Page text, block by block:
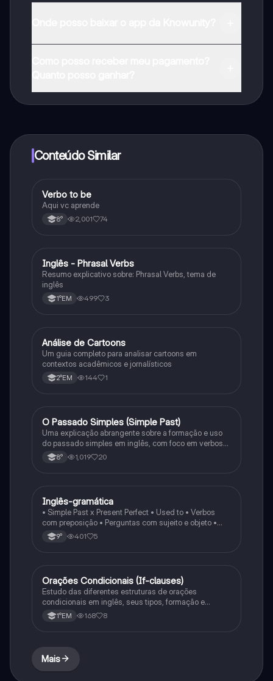
Conteúdo Similar
Inglês
Verbo to be
Aqui vc aprende
8° 2,001 74
Inglês
Inglês - Phrasal Verbs
Resumo explicativo sobre: Phrasal Verbs, tema de
inglês
1°EM 499 3
Inglês
Análise de Cartoons
Um guia completo para analisar cartoons em
contextos acadêmicos e jornalísticos
2°EM 144 1
Inglês
O Passado Simples (Simple Past)
Uma explicação abrangente sobre a formação e uso
do passado simples em inglês, com foco em verbos
regulares e irregulares, frases negativas e
interrogativas.
8° 1,019 20
Inglês
Inglês-gramática
• Simple Past x Present Perfect • Used to • Verbos
com preposição • Perguntas com sujeito e objeto •
Substantivos contáveis e incontáveis •
Quantificadores (some, any, much, many…) •
9° 401 5
Inglês
Orações Condicionais (If-clauses)
Estudo das diferentes estruturas de orações
condicionais em inglês, seus tipos, formação e
exemplos de uso.
1°EM 168 8
Mais